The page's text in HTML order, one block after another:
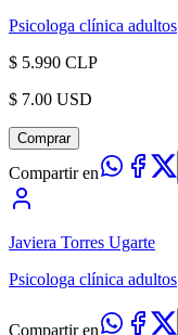
Psicologa clínica adultos
$ 5.990 CLP
$ 7.00 USD
Comprar
Compartir en
Javiera Torres Ugarte
Psicologa clínica adultos
Compartir en